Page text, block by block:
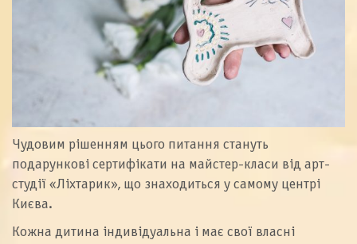
Чудовим рішенням цього питання стануть
подарункові сертифікати на майстер-класи від арт-
студії «Ліхтарик», що знаходиться у самому центрі
Києва.
Кожна дитина індивідуальна і має свої власні